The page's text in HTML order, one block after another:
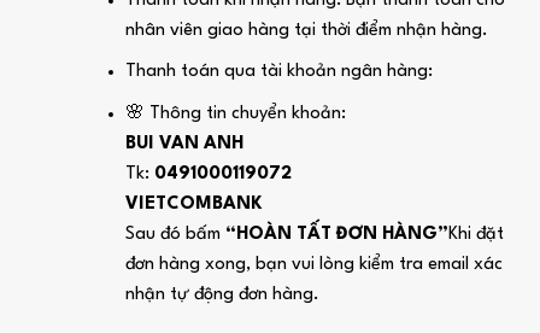
nhân viên giao hàng tại thời điểm nhận hàng.
Thanh toán qua tài khoản ngân hàng:
🌸 Thông tin chuyển khoản:
BUI VAN ANH
Tk: 0491000119072
VIETCOMBANK
Sau đó bấm “HOÀN TẤT ĐƠN HÀNG”Khi đặt
đơn hàng xong, bạn vui lòng kiểm tra email xác
nhận tự động đơn hàng.